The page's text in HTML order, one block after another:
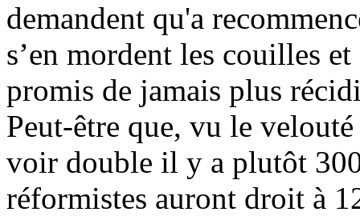
demandent qu'a
s’en mordent les couilles
promis de jamais plus
Peut-être que, vu le
voir double il y a plutôt
réformistes auront droit à